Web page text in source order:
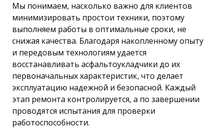
Мы понимаем, насколько важно для клиентов
минимизировать простои техники, поэтому
выполняем работы в оптимальные сроки, не
снижая качества. Благодаря накопленному опыту
и передовым технологиям удается
восстанавливать асфальтоукладчики до их
первоначальных характеристик, что делает
эксплуатацию надежной и безопасной. Каждый
этап ремонта контролируется, а по завершении
проводятся испытания для проверки
работоспособности.